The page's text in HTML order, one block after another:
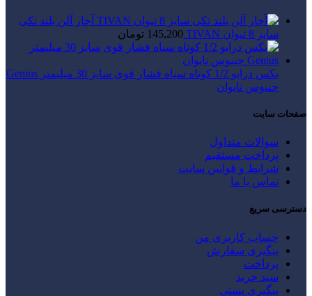
آچار آلن بلند تکی
سایز 8 تیوان TIVAN
145,200 تومان
بکس درایو 1/2 کوتاه سیاه فشار قوی سایز 30 میلیمتر Genius
جنیوس تایوان
صفحات سایت
سوالات متداول
پرداخت مستقیم
شرایط و قوانین سایت
تماس با ما
دسترسی سریع
حساب کاربری من
پیگیری سفارش
پرداخت
سبد خرید
پیگیری پستی